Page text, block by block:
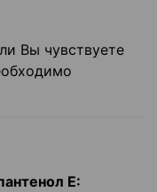
Вы чувствуете
Е: